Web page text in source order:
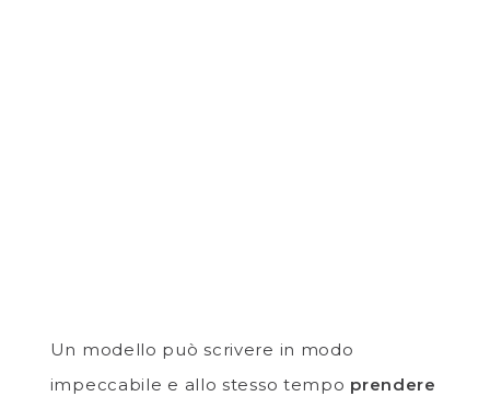
Un modello può scrivere in modo
impeccabile e allo stesso tempo prendere